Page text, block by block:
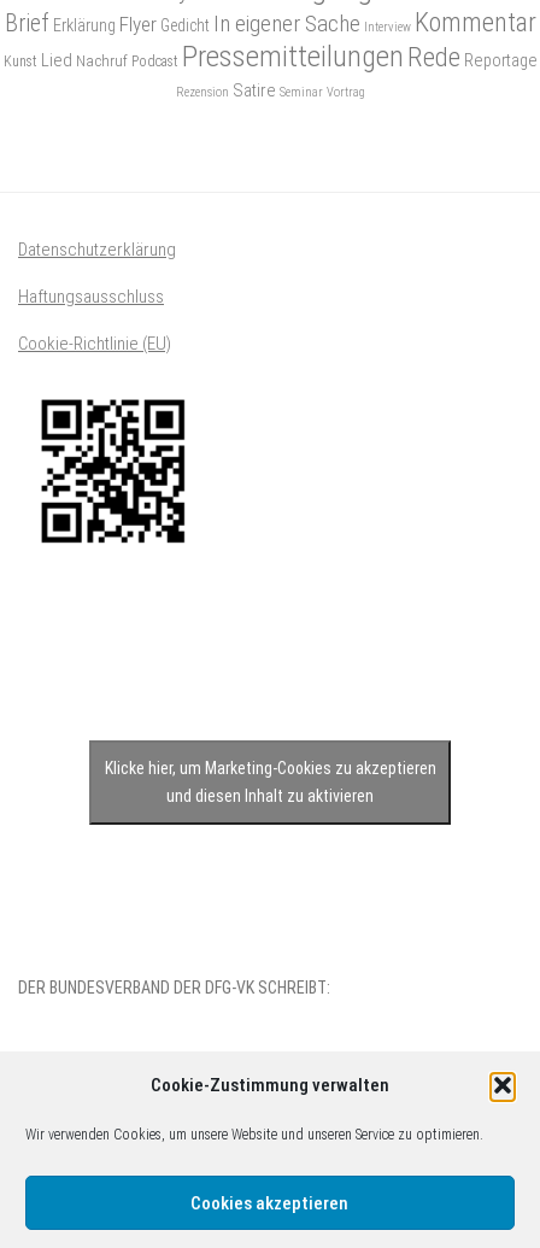
Cookie-Zustimmung verwalten
Wir verwenden Cookies, um unsere Website und unseren Service zu optimieren.
Cookies akzeptieren
Brief Erklärung Flyer Gedicht In eigener Sache Interview Kommentar
Kunst Lied Nachruf Podcast Pressemitteilungen Rede Reportage
Rezension Satire Seminar Vortrag
Datenschutzerklärung
Haftungsausschluss
Cookie-Richtlinie (EU)
Klicke hier, um Marketing-Cookies zu akzeptieren
und diesen Inhalt zu aktivieren
DER BUNDESVERBAND DER DFG-VK SCHREIBT:
Tophoven c/o Friedensbildungswerk Köln, Obenmarspforten 7-11,
50667 Köln, kontakt@friedenkoeln.de. Bitte Haftungsausschluss